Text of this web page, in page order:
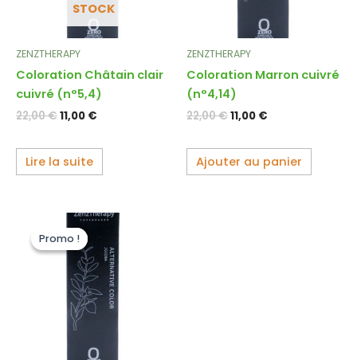
STOCK
ZENZTHERAPY
Coloration Châtain clair
cuivré (n°5,4)
22,00€11,00 €
Lire la suite
ZENZTHERAPY
Coloration Marron cuivré
(n°4,14)
22,00€11,00 €
Ajouter au panier
Promo !
Promo !
prix
initial
était :
22,00 €.
Le
actuel
est :
11,00 €.